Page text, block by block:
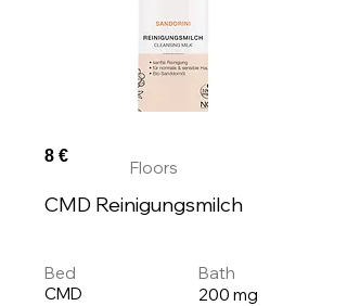
8 €
Floors
CMD Reinigungsmilch
Bed
CMD
Bath
200 mg